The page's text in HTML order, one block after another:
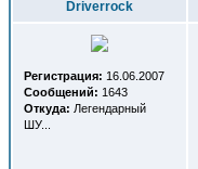
Driverrock
Регистрация: 16.06.2007
Сообщений: 1643
Откуда: Легендарный
ШУ...